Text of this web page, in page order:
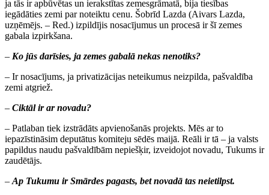
ja tās ir apbūvētas un ierakstītas zemesgrāmatā, bija tiesības
iegādāties zemi par noteiktu cenu. Šobrīd Lazda (Aivars Lazda,
uzņēmējs. – Red.) izpildījis nosacījumus un procesā ir šī zemes
gabala izpirkšana.
– Ko jūs darīsies, ja zemes gabalā nekas nenotiks?
– Ir nosacījums, ja privatizācijas neteikumus neizpilda, pašvaldība
zemi atgriež.
– Ciktāl ir ar novadu?
– Patlaban tiek izstrādāts apvienošanās projekts. Mēs ar to
iepazīstināsim deputātus komiteju sēdēs maijā. Reāli ir tā – ja valsts
papildus naudu pašvaldībām nepiešķir, izveidojot novadu, Tukums ir
zaudētājs.
– Ap Tukumu ir Smārdes pagasts, bet novadā tas neietilpst.